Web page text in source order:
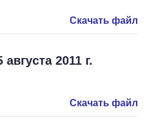
Скачать файл
2011 г.
Скачать файл